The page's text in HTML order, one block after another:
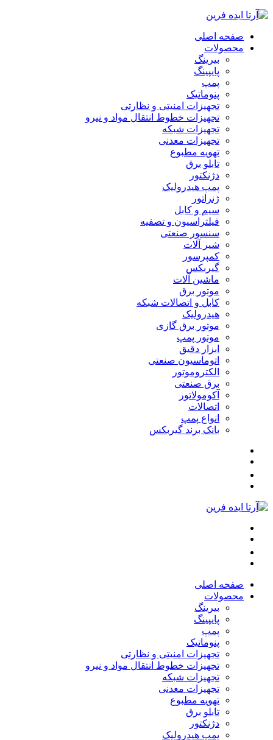
صفحه اصلی
محصولات
بیرینگ
پایپینگ
پمپ
پنوماتیک
تجهیزات امنیتی و نظارتی
تجهیزات خطوط انتقال مواد و نیرو
تجهیزات شبکه
تجهیزات معدنی
تهویه مطبوع
تابلو برق
دژنکتور
پمپ هیدرولیک
ژنراتور
سیم و کابل
فیلتراسیون و تصفیه
سنسور صنعتی
شیر آلات
کمپرسور
گیربکس
ماشین آلات
موتور برق
کابل و اتصالات شبکه
هیدرولیک
موتور برق گازی
موتور پمپ
ابزار دقیق
اتوماسیون صنعتی
الکتروموتور
برق صنعتی
آکومولاتور
اتصالات
انواع پمپ
بانک برند گیربکس
صفحه اصلی
محصولات
بیرینگ
پایپینگ
پمپ
پنوماتیک
تجهیزات امنیتی و نظارتی
تجهیزات خطوط انتقال مواد و نیرو
تجهیزات شبکه
تجهیزات معدنی
تهویه مطبوع
تابلو برق
دژنکتور
پمپ هیدرولیک